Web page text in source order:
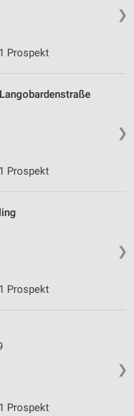
❯
Prospekt
❯
Prospekt
❯
Prospekt
❯
Prospekt